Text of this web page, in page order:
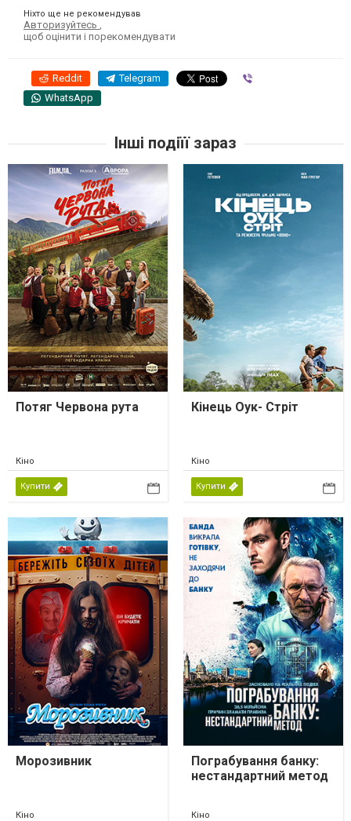
Ніхто ще не рекомендував
Авторизуйтесь
щоб оцінити і порекомендувати
Reddit Telegram
WhatsApp
Інші подіїї зараз
Потяг Червона рута
Кіно
Купити
Кінець Оук- Стріт
Кіно
Купити
Морозивник
Кіно
Пограбування банку:
нестандартний метод
Кіно